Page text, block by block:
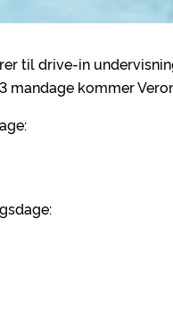
til drive-in
mandage kommer